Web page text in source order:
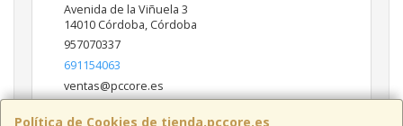
Política de Cookies de tienda.pccore.es
Avenida de la Viñuela 3
14010 Córdoba, Córdoba
957070337
691154063
ventas@pccore.es